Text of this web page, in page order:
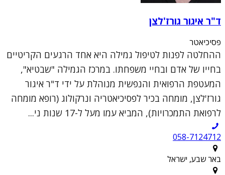
ד"ר איגור גורז'לצן
פסיכיאטר
ההחלטה לפנות לטיפול גמילה היא אחד הרגעים הקריטיים
בחייו של אדם ובחיי משפחתו. במרכז הגמילה "שבטיא",
המעטפת הרפואית והנפשית מנוהלת על ידי ד"ר איגור
גורז'לצן, מומחה בכיר לפסיכיאטריה ונרקולוג (רופא מומחה
לרפואת התמכרויות), המביא עמו מעל ל-17 שנות ני...
058-7124712
באר שבע, ישראל